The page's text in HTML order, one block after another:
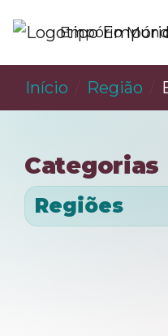
Empório
Início Região
Categorias
Regiões